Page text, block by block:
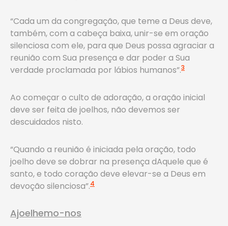
“Cada um da congregação, que teme a Deus deve,
também, com a cabeça baixa, unir-se em oração
silenciosa com ele, para que Deus possa agraciar a
reunião com Sua presença e dar poder a Sua
verdade proclamada por lábios humanos”.3
Ao começar o culto de adoração, a oração inicial
deve ser feita de joelhos, não devemos ser
descuidados nisto.
“Quando a reunião é iniciada pela oração, todo
joelho deve se dobrar na presença dAquele que é
santo, e todo coração deve elevar-se a Deus em
devoção silenciosa”.4
Ajoelhemo-nos